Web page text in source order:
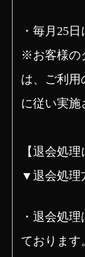
・毎月25日
※ お客様の
は、ご利用
に従い実施
【退会処理
▼退会処理
・退会処
ております